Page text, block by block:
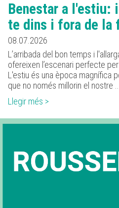
Benestar a l'estiu:
te dins i fora de la
08.07.2026
L’arribada del bon temps i
ofereixen l’escenari perfecte
L'estiu és una època magnífica
que no només millorin el nostre
Llegir més >